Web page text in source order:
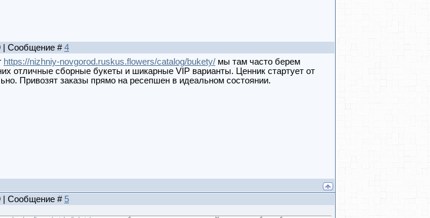
| Сообщение #4
https://nizhniy-novgorod.ruskus.flowers/catalog/bukety/ мы там часто берем
отличные сборные букеты и шикарные VIP варианты. Ценник стартует от
Привозят заказы прямо на ресепшен в идеальном состоянии.
| Сообщение # 5